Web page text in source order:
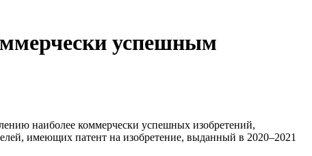
успешным
наиболее коммерчески успешных изобретений,
имеющих патент на изобретение, выданный в 2020–2021